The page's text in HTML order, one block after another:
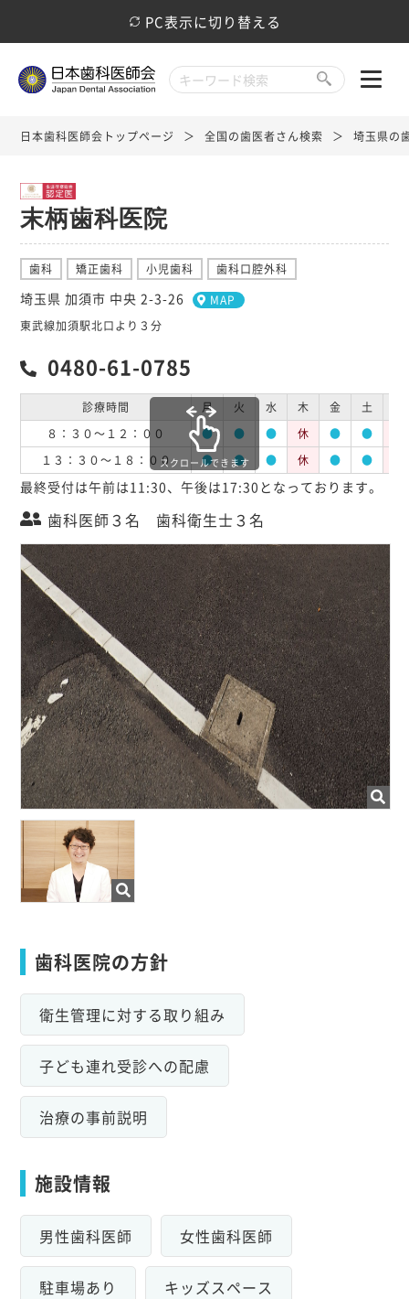
PC表示に切り替える
日本歯科医師会トップページ 全国の歯医者さん検索 埼玉県の
末柄歯科医院
歯科 矯正歯科 小児歯科 歯科口腔外科
埼玉県 加須市 中央 2-3-26
MAP
東武線加須駅北口より３分
0480-61-0785
診療時間 月 火 水 木 金 土
８：３０～１２：００
● ● ● 休 ● ●
１３：３０～１８：００
● ● ● 休 ● ●
スクロールできます
最終受付は午前は11:30、午後は17:30となっております。
歯科医師３名 歯科衛生士３名
歯科医院の方針
衛生管理に対する取り組み
子ども連れ受診への配慮
治療の事前説明
施設情報
男性歯科医師 女性歯科医師
駐車場あり キッズスペース